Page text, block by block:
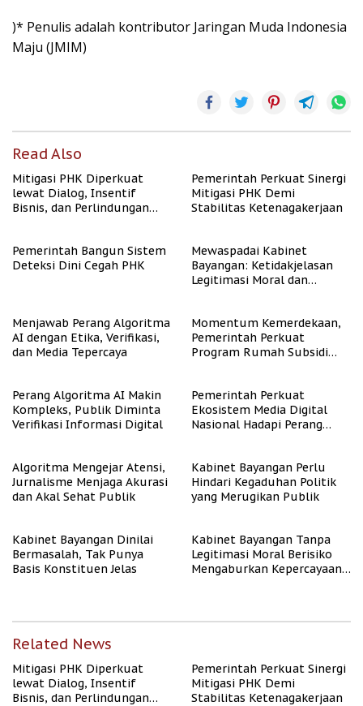
)* Penulis adalah kontributor Jaringan Muda Indonesia
Maju (JMIM)
Read Also
Mitigasi PHK Diperkuat
lewat Dialog, Insentif
Bisnis, dan Perlindungan
Pemerintah Perkuat Sinergi
Mitigasi PHK Demi
Stabilitas Ketenagakerjaan
Pemerintah Bangun Sistem
Deteksi Dini Cegah PHK
Mewaspadai Kabinet
Bayangan: Ketidakjelasan
Legitimasi Moral dan
Menjawab Perang Algoritma
AI dengan Etika, Verifikasi,
dan Media Tepercaya
Momentum Kemerdekaan,
Pemerintah Perkuat
Program Rumah Subsidi
Perang Algoritma AI Makin
Kompleks, Publik Diminta
Verifikasi Informasi Digital
Pemerintah Perkuat
Ekosistem Media Digital
Nasional Hadapi Perang
Algoritma Mengejar Atensi,
Jurnalisme Menjaga Akurasi
dan Akal Sehat Publik
Kabinet Bayangan Perlu
Hindari Kegaduhan Politik
yang Merugikan Publik
Kabinet Bayangan Dinilai
Bermasalah, Tak Punya
Basis Konstituen Jelas
Kabinet Bayangan Tanpa
Legitimasi Moral Berisiko
Mengaburkan Kepercayaan
Related News
Mitigasi PHK Diperkuat
lewat Dialog, Insentif
Bisnis, dan Perlindungan
Pemerintah Perkuat Sinergi
Mitigasi PHK Demi
Stabilitas Ketenagakerjaan